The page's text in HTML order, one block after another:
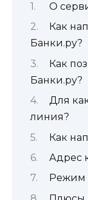
О
Как
Банки.ру?
Как
Банки.ру?
Для
линия?
Как
Адрес
Режим